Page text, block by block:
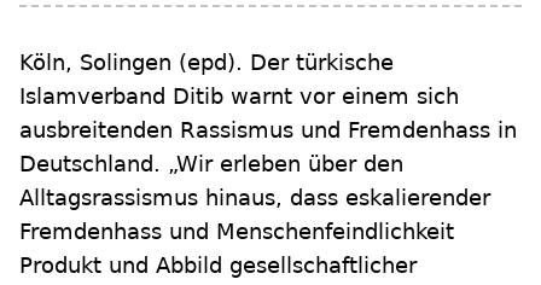
Köln, Solingen (epd). Der türkische
Islamverband Ditib warnt vor einem sich
ausbreitenden Rassismus und Fremdenhass in
Deutschland. „Wir erleben über den
Alltagsrassismus hinaus, dass eskalierender
Fremdenhass und Menschenfeindlichkeit
Produkt und Abbild gesellschaftlicher